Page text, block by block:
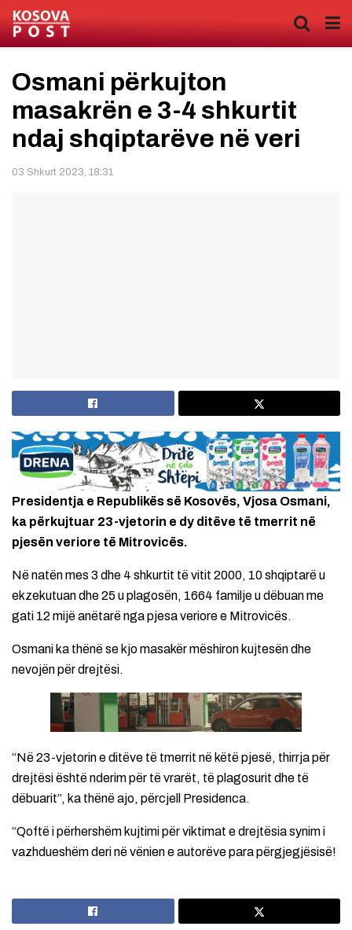
Osmani përkujton
masakrën e 3-4 shkurtit
ndaj shqiptarëve në veri
03 Shkurt 2023, 18:31
Presidentja e Republikës së Kosovës, Vjosa Osmani,
ka përkujtuar 23-vjetorin e dy ditëve të tmerrit në
pjesën veriore të Mitrovicës.
Në natën mes 3 dhe 4 shkurtit të vitit 2000, 10 shqiptarë u
ekzekutuan dhe 25 u plagosën, 1664 familje u dëbuan me
gati 12 mijë anëtarë nga pjesa veriore e Mitrovicës.
Osmani ka thënë se kjo masakër mëshiron kujtesën dhe
nevojën për drejtësi.
“Në 23-vjetorin e ditëve të tmerrit në këtë pjesë, thirrja për
drejtësi është nderim për të vrarët, të plagosurit dhe të
dëbuarit”, ka thënë ajo, përcjell Presidenca.
“Qoftë i përhershëm kujtimi për viktimat e drejtësia synim i
vazhdueshëm deri në vënien e autorëve para përgjegjësisë!